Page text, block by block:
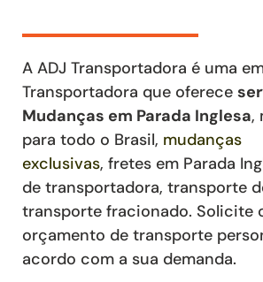
A ADJ Transportadora é uma
Transportadora que oferece
Mudanças em Parada Inglesa,
para todo o Brasil, mudanças
exclusivas, fretes em Parada
de transportadora, transporte
transporte fracionado. Solicite
orçamento de transporte
acordo com a sua demanda.